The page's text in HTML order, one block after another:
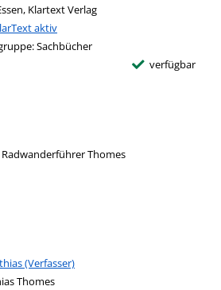
Klartext Verlag
aktiv
Sachbücher
verfügbar
Thomes
Verfasser
(Verfasser)
Thomes